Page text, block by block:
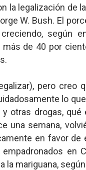
la legalización de
W. Bush. El
según
de 40 por
pero creo
lo
y otras drogas,
una semana,
en favor de
en
mariguana,